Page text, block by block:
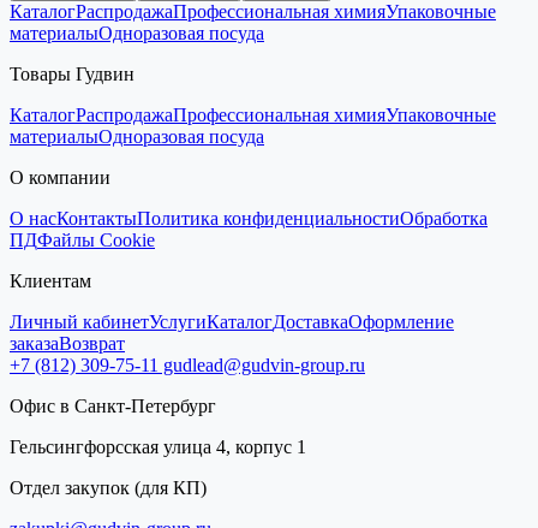
КаталогРаспродажаПрофессиональная химияУпаковочные
материалыОдноразовая посуда
Товары Гудвин
КаталогРаспродажаПрофессиональная химияУпаковочные
материалыОдноразовая посуда
О компании
О насКонтактыПолитика конфиденциальностиОбработка
ПДФайлы Cookie
Клиентам
Личный кабинетУслугиКаталогДоставкаОформление
заказаВозврат
+7 (812) 309-75-11 gudlead@gudvin-group.ru
Офис в Санкт-Петербург
Гельсингфорсская улица 4, корпус 1
Отдел закупок (для КП)